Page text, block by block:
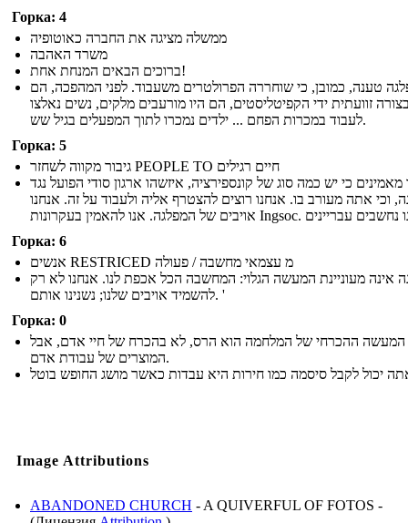
Горка: 4
ממשלה מציגה את החברה כאוטופיה
משרד האהבה
ברוכים הבאים המנחת אחת!
טענה, כמובן, כי שוחררה הפרולטרים משעבוד. לפני המהפכה, הם
זוועתית ידי הקפיטליסטים, הם היו מורעבים מלקים, נשים נאלצו
לעבוד במכרות הפחם ... ילדים נמכרו לתוך המפעלים בגיל שש.
Горка: 5
גיבור מקווה לשחזר PEOPLE TO חיים רגילים
מאמינים כי יש כמה סוג של קונספירציה, איזשהו ארגון סודי הפועל נגד
וכי אתה מעורב בו. אנחנו רוצים להצטרף אליה ולעבוד על זה. אנחנו
Горка: 6
אנשים RESTRICED מ עצמאי מחשבה / פעולה
אינה מעוניינת המעשה הגלוי: המחשבה הכל אכפת לנו. אנחנו לא רק
להשמיד אויבים שלנו; נשנינו אותם. '
Горка: 0
המעשה ההכרחי של המלחמה הוא הרס, לא בהכרח של חיי אדם, אבל
המוצרים של עבודת אדם.
Image Attributions
ABANDONED CHURCH - A QUIVERFUL OF FOTOS -